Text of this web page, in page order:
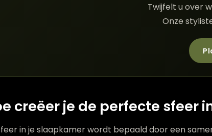
Twijfelt u over
Onze
creëer je de perfecte sfeer
in je slaapkamer wordt bepaald door een